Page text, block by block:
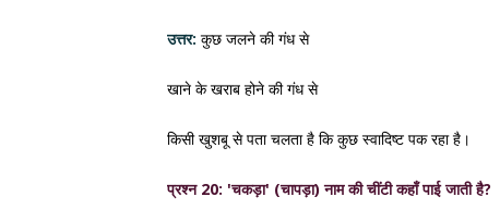
उत्तर: कुछ जलने की गंध से
खाने के खराब होने की गंध से
किसी खुशबू से पता चलता है कि कुछ स्वादिष्ट पक रहा है।
प्रश्न 20: 'चकड़ा' (चापड़ा) नाम की चींटी कहाँ पाई जाती है?